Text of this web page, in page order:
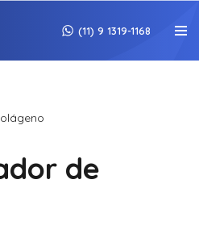
(11) 9 1319-1168
de